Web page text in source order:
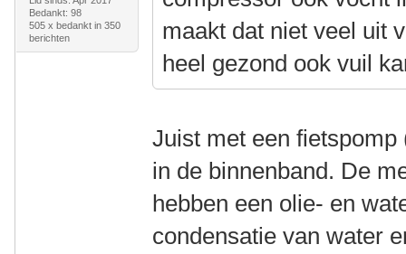
Bedankt: 98
505 x bedankt in 350
berichten
maakt dat niet veel uit
heel gezond ook vuil
Juist met een
in de binnenband. De
hebben een olie- en
condensatie van water